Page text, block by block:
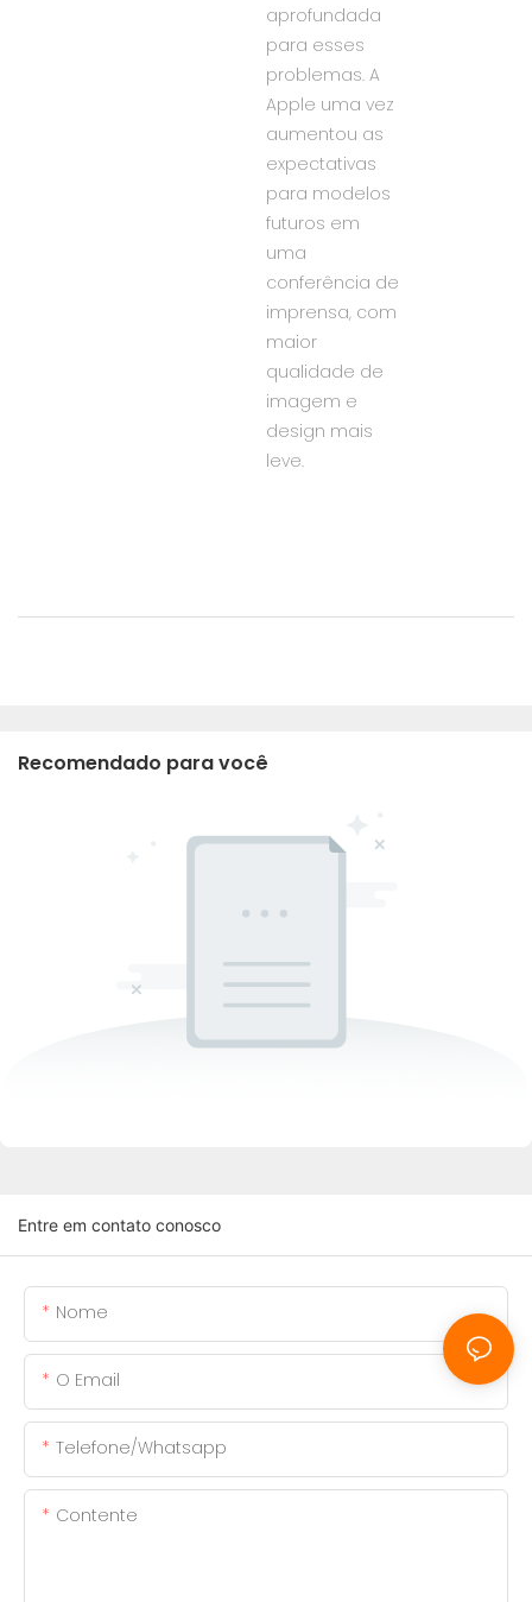
aprofundada
para esses
problemas. A
Apple uma vez
aumentou as
expectativas
para modelos
futuros em
uma
conferência de
imprensa, com
maior
qualidade de
imagem e
design mais
leve.
Recomendado para você
Entre em contato conosco
Nome
O Email
Telefone/whatsapp
Contente